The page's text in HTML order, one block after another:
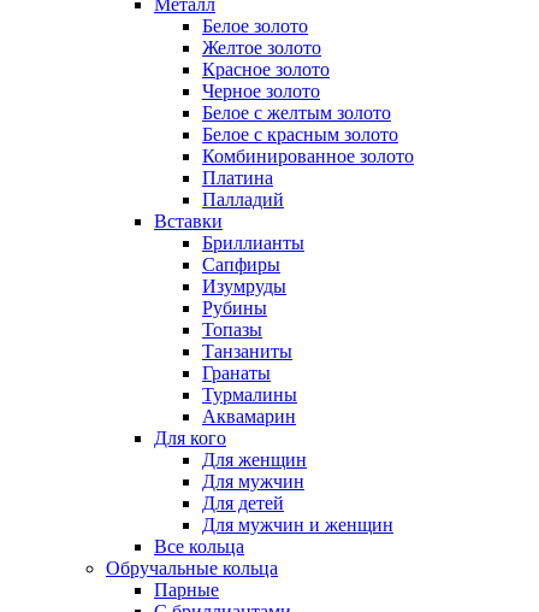
Металл
Белое золото
Желтое золото
Красное золото
Черное золото
Белое с желтым золото
Белое с красным золото
Комбинированное золото
Платина
Палладий
Вставки
Бриллианты
Сапфиры
Изумруды
Рубины
Топазы
Танзаниты
Гранаты
Турмалины
Аквамарин
Для кого
Для женщин
Для мужчин
Для детей
Для мужчин и женщин
Все кольца
Обручальные кольца
Парные